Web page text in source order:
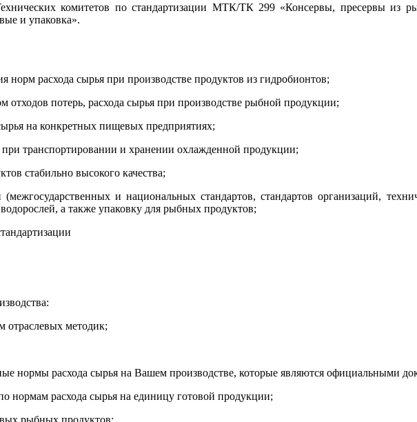
комитетов по стандартизации МТК/ТК 299 «Консервы, пресервы из
и упаковка».
норм расхода сырья при производстве продуктов из гидробионтов;
отходов потерь, расхода сырья при производстве рыбной продукции;
на конкретных пищевых предприятиях;
транспортировании и хранении охлажденной продукции;
стабильно высокого качества;
и национальных стандартов, стандартов организаций,
а также упаковку для рыбных продуктов;
отраслевых методик;
нормы расхода сырья на Вашем производстве, которые являются официальными
нормам расхода сырья на единицу готовой продукции;
рыбных продуктов;